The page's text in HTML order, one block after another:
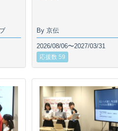
By 京伝
2026/08/06〜2027/03/31
応援数 59